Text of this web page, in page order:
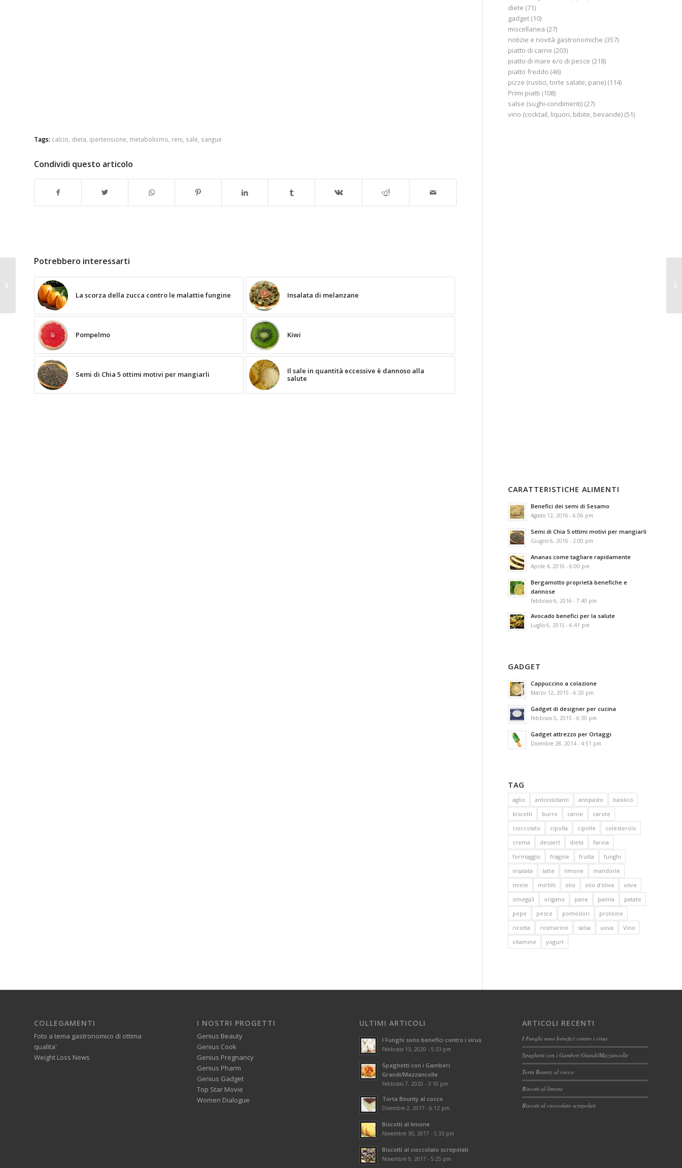
Tags: calcio dieta ipertensione metabolismo reni sale sangue
Condividi questo articolo
Potrebbero interessarti
La scorza della zucca contro le malattie fungine Insalata di melanzane
Pompelmo Kiwi
Semi di Chia 5 ottimi motivi per mangiarli
Il sale in quantità eccessive è dannoso alla
salute
diete (71)
gadget (10)
miscellanea (27)
notizie e novità gastronomiche (357)
piatto di carne (203)
piatto di mare e/o di pesce (218)
piatto freddo (46)
pizze (rustici, torte salate, pane) (114)
Primi piatti (108)
salse (sughi-condimenti) (27)
vino (cocktail, liquori, bibite, bevande) (51)
CARATTERISTICHE ALIMENTI
Benefici dei semi di Sesamo
Agosto 12, 2016 - 6:06 pm
Semi di Chia 5 ottimi motivi per mangiarli
Giugno 6, 2016 - 2:00 pm
Ananas come tagliare rapidamente
Aprile 4, 2016 - 6:00 pm
Bergamotto proprietà benefiche e
dannose
Febbraio 6, 2016 - 7:40 pm
Avocado benefici per la salute
Luglio 6, 2015 - 6:41 pm
GADGET
Cappuccino a colazione
Marzo 12, 2015 - 6:20 pm
Gadget di designer per cucina
Febbraio 5, 2015 - 6:30 pm
Gadget attrezzo per Ortaggi
Dicembre 28, 2014 - 4:51 pm
TAG
aglio antiossidanti antipasto
basilico
biscotti
burro carne
carote
cioccolato
cipolla cipolle
colesterolo
crema
dessert dieta
farina
formaggio
fragole frutta
funghi
insalata
latte limone
mandorle
miele
mirtilli olio olio d'oliva
olive
omega3
origano pane panna
patate
pepe
pesce pomodori
proteine
ricotta
rosmarino salsa uova
Vino
vitamine
yogurt
COLLEGAMENTI
Foto a tema gastronomico di ottima
qualita'
Weight Loss News
I NOSTRI PROGETTI
Genius Beauty
Genius Cook
Genius Pregnancy
Genius Pharm
Genius Gadget
Top Star Movie
Women Dialogue
ULTIMI ARTICOLI
I Funghi sono benefici contro i virus
Febbraio 13, 2020 - 5:33 pm
Spaghetti con i Gamberi
Grandi/Mazzancolle
Febbraio 7, 2020 - 3:10 pm
Torta Bounty al cocco
Dicembre 2, 2017 - 6:12 pm
Biscotti al limone
Novembre 30, 2017 - 5:33 pm
Biscotti al cioccolato screpolati
Novembre 9, 2017 - 5:25 pm
ARTICOLI RECENTI
I Funghi sono benefici contro i virus
Spaghetti con i Gamberi Grandi/Mazzancolle
Torta Bounty al cocco
Biscotti al limone
Biscotti al cioccolato screpolati
interazione con
farmaci